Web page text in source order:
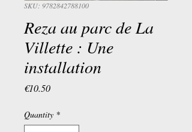
SKU: 9782842788100
Reza au parc de La
Villette : Une
installation
€10.50Price
Quantity *